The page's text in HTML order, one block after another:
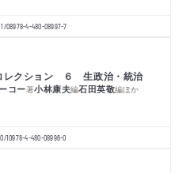
08978-4-480-08997-7
レクション ６ 生政治・統治
コー著小林康夫編石田英敬編ほか
10978-4-480-08996-0